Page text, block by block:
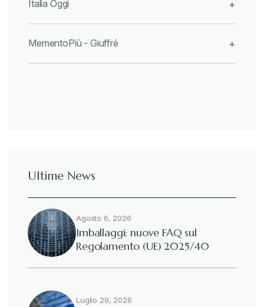
Italia Oggi +
MementoPiù - Giuffré +
Ultime News
Agosto 6, 2026
Imballaggi: nuove FAQ sul
Regolamento (UE) 2025/40
Luglio 29, 2026